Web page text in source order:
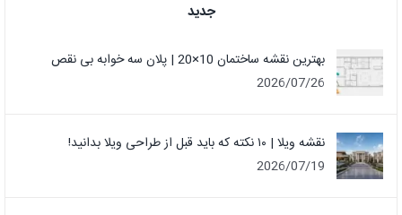
جدید
بهترین نقشه ساختمان 10×20 | پلان سه خوابه بی نقص
2026/07/26
نقشه ویلا | ۱۰ نکته که باید قبل از طراحی ویلا بدانید!
2026/07/19